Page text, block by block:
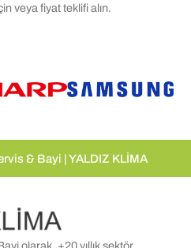
veya fiyat teklifi alın.
& Bayi | YALDIZ KLİMA